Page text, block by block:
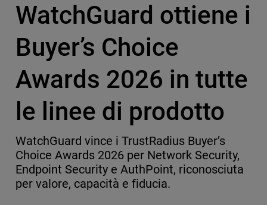
WatchGuard ottiene i
Buyer’s Choice
Awards 2026 in tutte
le linee di prodotto
WatchGuard vince i TrustRadius Buyer’s
Choice Awards 2026 per Network Security,
Endpoint Security e AuthPoint, riconosciuta
per valore, capacità e fiducia.